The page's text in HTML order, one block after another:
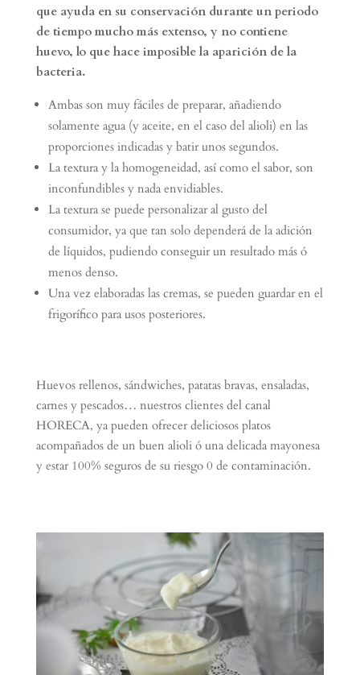
que ayuda en su conservación durante un periodo
de tiempo mucho más extenso, y no contiene
huevo, lo que hace imposible la aparición de la
bacteria.
Ambas son muy fáciles de preparar, añadiendo
solamente agua (y aceite, en el caso del alioli) en las
proporciones indicadas y batir unos segundos.
La textura y la homogeneidad, así como el sabor, son
inconfundibles y nada envidiables.
La textura se puede personalizar al gusto del
consumidor, ya que tan solo dependerá de la adición
de líquidos, pudiendo conseguir un resultado más ó
menos denso.
Una vez elaboradas las cremas, se pueden guardar en el
frigorífico para usos posteriores.
Huevos rellenos, sándwiches, patatas bravas, ensaladas,
carnes y pescados… nuestros clientes del canal
HORECA, ya pueden ofrecer deliciosos platos
acompañados de un buen alioli ó una delicada mayonesa
y estar 100% seguros de su riesgo 0 de contaminación.